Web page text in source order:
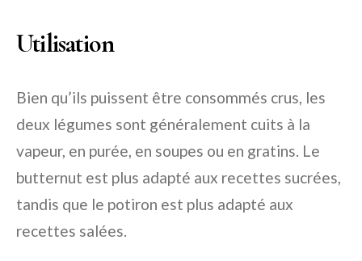
Utilisation
Bien qu’ils puissent être consommés crus, les
deux légumes sont généralement cuits à la
vapeur, en purée, en soupes ou en gratins. Le
butternut est plus adapté aux recettes sucrées,
tandis que le potiron est plus adapté aux
recettes salées.